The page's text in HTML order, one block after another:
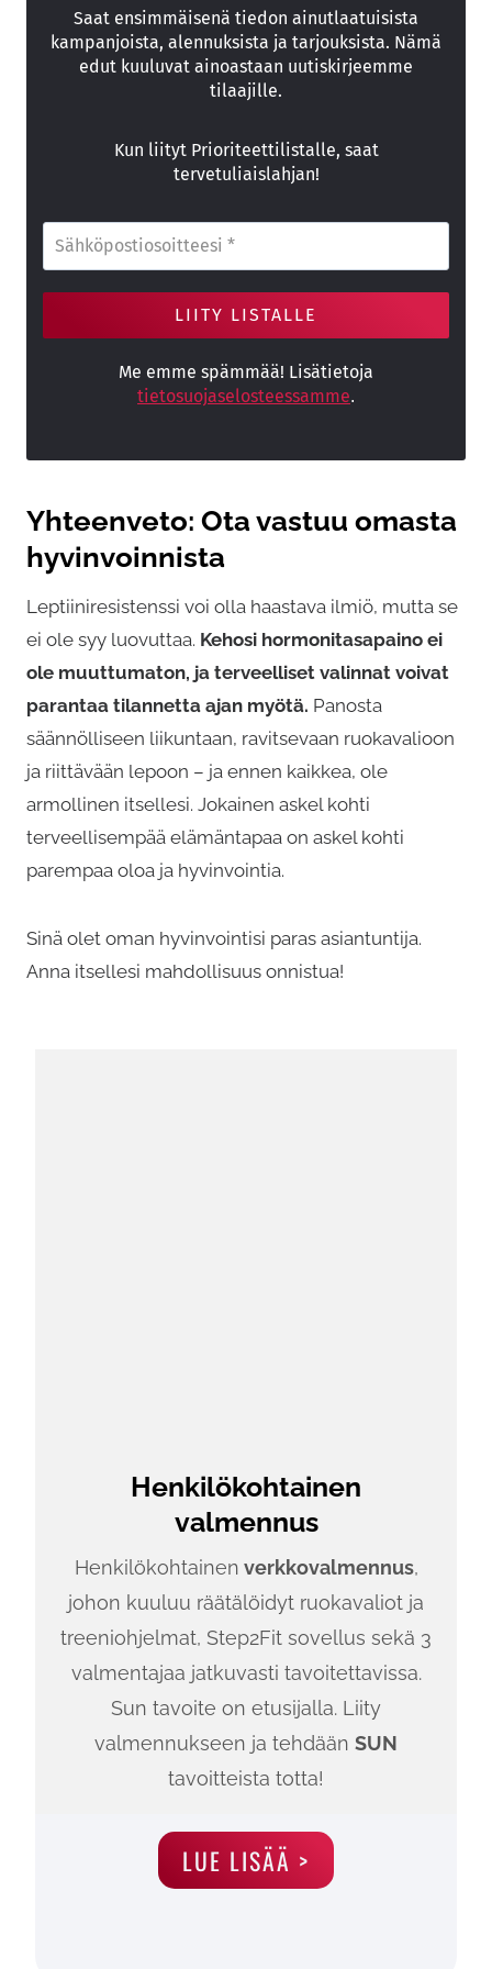
Saat ensimmäisenä tiedon ainutlaatuisista
kampanjoista, alennuksista ja tarjouksista. Nämä
edut kuuluvat ainoastaan uutiskirjeemme
tilaajille.
Kun liityt Prioriteettilistalle, saat
tervetuliaislahjan!
Me emme spämmää! Lisätietoja
tietosuojaselosteessamme.
Yhteenveto: Ota vastuu omasta
hyvinvoinnista
Leptiiniresistenssi voi olla haastava ilmiö, mutta se
ei ole syy luovuttaa. Kehosi hormonitasapaino ei
ole muuttumaton, ja terveelliset valinnat voivat
parantaa tilannetta ajan myötä. Panosta
säännölliseen liikuntaan, ravitsevaan ruokavalioon
ja riittävään lepoon – ja ennen kaikkea, ole
armollinen itsellesi. Jokainen askel kohti
terveellisempää elämäntapaa on askel kohti
parempaa oloa ja hyvinvointia.
Sinä olet oman hyvinvointisi paras asiantuntija.
Anna itsellesi mahdollisuus onnistua!
Henkilökohtainen
valmennus
Henkilökohtainen verkkovalmennus,
johon kuuluu räätälöidyt ruokavaliot ja
treeniohjelmat, Step2Fit sovellus sekä 3
valmentajaa jatkuvasti tavoitettavissa.
Sun tavoite on etusijalla. Liity
valmennukseen ja tehdään SUN
tavoitteista totta!
LUE LISÄÄ >